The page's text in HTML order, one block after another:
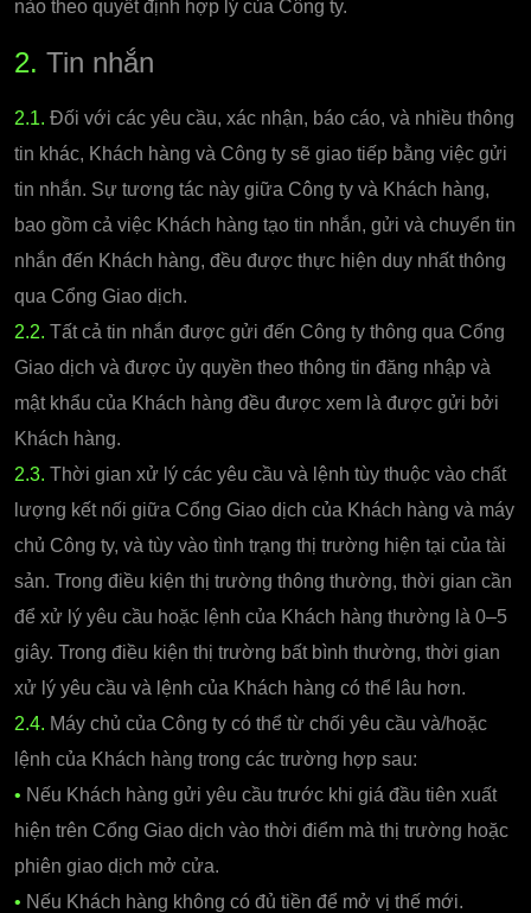
nào theo quyết định hợp lý của Công ty.
2. Tin nhắn
2.1. Đối với các yêu cầu, xác nhận, báo cáo, và nhiều thông
tin khác, Khách hàng và Công ty sẽ giao tiếp bằng việc gửi
tin nhắn. Sự tương tác này giữa Công ty và Khách hàng,
bao gồm cả việc Khách hàng tạo tin nhắn, gửi và chuyển tin
nhắn đến Khách hàng, đều được thực hiện duy nhất thông
qua Cổng Giao dịch.
2.2. Tất cả tin nhắn được gửi đến Công ty thông qua Cổng
Giao dịch và được ủy quyền theo thông tin đăng nhập và
mật khẩu của Khách hàng đều được xem là được gửi bởi
Khách hàng.
2.3. Thời gian xử lý các yêu cầu và lệnh tùy thuộc vào chất
lượng kết nối giữa Cổng Giao dịch của Khách hàng và máy
chủ Công ty, và tùy vào tình trạng thị trường hiện tại của tài
sản. Trong điều kiện thị trường thông thường, thời gian cần
để xử lý yêu cầu hoặc lệnh của Khách hàng thường là 0–5
giây. Trong điều kiện thị trường bất bình thường, thời gian
xử lý yêu cầu và lệnh của Khách hàng có thể lâu hơn.
2.4. Máy chủ của Công ty có thể từ chối yêu cầu và/hoặc
lệnh của Khách hàng trong các trường hợp sau:
• Nếu Khách hàng gửi yêu cầu trước khi giá đầu tiên xuất
hiện trên Cổng Giao dịch vào thời điểm mà thị trường hoặc
phiên giao dịch mở cửa.
• Nếu Khách hàng không có đủ tiền để mở vị thế mới.